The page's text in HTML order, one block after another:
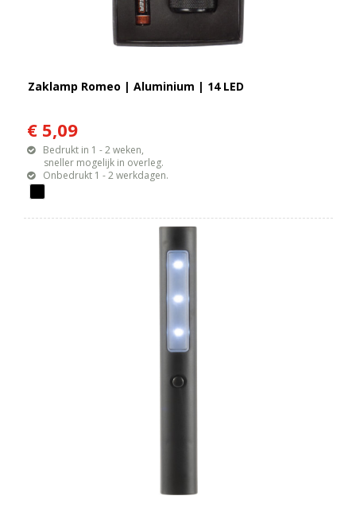
Zaklamp Romeo | Aluminium | 14 LED
€ 5,09
Bedrukt in 1 - 2 weken,
sneller mogelijk in overleg.
Onbedrukt 1 - 2 werkdagen.